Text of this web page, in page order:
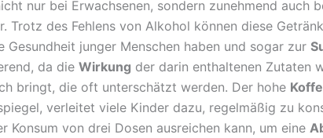
nur bei Erwachsenen, sondern zunehmend auch
Trotz des Fehlens von Alkohol können diese
Gesundheit junger Menschen haben und sogar zur
da die Wirkung der darin enthaltenen Zutaten
bringt, die oft unterschätzt werden. Der hohe
verleitet viele Kinder dazu, regelmäßig zu
Konsum von drei Dosen ausreichen kann, um eine